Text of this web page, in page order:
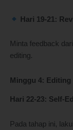
Hari 19-21:
Minta feedback
editing.
Minggu 4:
Hari 22-23: Self-
Pada tahap ini,